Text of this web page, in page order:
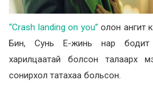
“Crash landing on you” олон ангит
Бин, Сунь Е-жинь нар
харилцаатай болсон талаарх
сонирхол татахаа больсон.